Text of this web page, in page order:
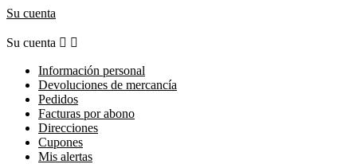
Su cuenta
Su cuenta  
Información personal
Devoluciones de mercancía
Pedidos
Facturas por abono
Direcciones
Cupones
Mis alertas